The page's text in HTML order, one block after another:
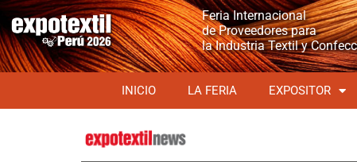
Feria Internacional
de Proveedores para
la Industria Textil y
INICIO LA FERIA EXPOSITOR